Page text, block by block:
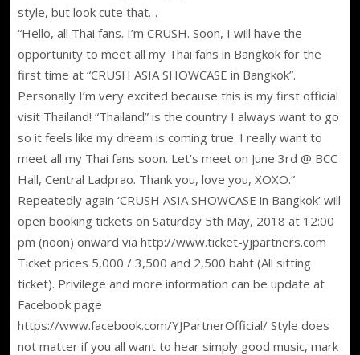
style, but look cute that…
“Hello, all Thai fans. I’m CRUSH. Soon, I will have the
opportunity to meet all my Thai fans in Bangkok for the
first time at “CRUSH ASIA SHOWCASE in Bangkok”.
Personally I’m very excited because this is my first official
visit Thailand! “Thailand” is the country I always want to go
so it feels like my dream is coming true. I really want to
meet all my Thai fans soon. Let’s meet on June 3rd @ BCC
Hall, Central Ladprao. Thank you, love you, XOXO.”
Repeatedly again ‘CRUSH ASIA SHOWCASE in Bangkok’ will
open booking tickets on Saturday 5th May, 2018 at 12:00
pm (noon) onward via http://www.ticket-yjpartners.com
Ticket prices 5,000 / 3,500 and 2,500 baht (All sitting
ticket). Privilege and more information can be update at
Facebook page
https://www.facebook.com/YJPartnerOfficial/ Style does
not matter if you all want to hear simply good music, mark